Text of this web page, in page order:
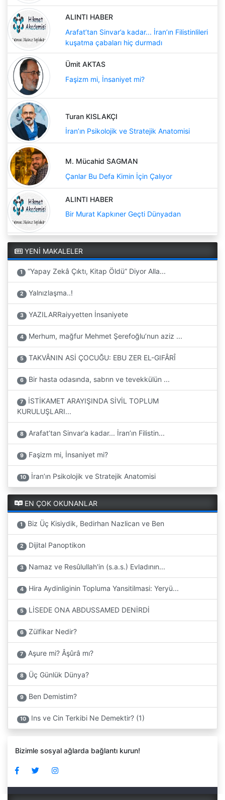
ALINTI HABER
Arafat’tan Sinvar’a kadar... İran’ın Filistinlileri
kuşatma çabaları hiç durmadı
Ümit AKTAS
Faşizm mi, İnsaniyet mi?
Turan KISLAKÇI
İran’ın Psikolojik ve Stratejik Anatomisi
M. Mücahid SAGMAN
Çanlar Bu Defa Kimin İçin Çalıyor
ALINTI HABER
Bir Murat Kapkıner Geçti Dünyadan
YENİ MAKALELER
1 “Yapay Zekâ Çıktı, Kitap Öldü” Diyor Alla...
2 Yalnızlaşma..!
3 YAZILARRaiyyetten İnsaniyete
4 Merhum, mağfur Mehmet Şerefoğlu’nun aziz ...
5 TAKVÂNIN ASİ ÇOCUĞU: EBU ZER EL-GIFÂRÎ
6 Bir hasta odasında, sabrın ve tevekkülün ...
7
İSTİKAMET ARAYIŞINDA SİVİL TOPLUM
KURULUŞLARI...
8 Arafat’tan Sinvar’a kadar... İran’ın Filistin...
9 Faşizm mi, İnsaniyet mi?
10 İran’ın Psikolojik ve Stratejik Anatomisi
EN ÇOK OKUNANLAR
1 Biz Üç Kisiydik, Bedirhan Nazlican ve Ben
2 Dijital Panoptikon
3 Namaz ve Resûlullah'in (s.a.s.) Evladının...
4 Hira Aydinliginin Topluma Yansitilmasi: Yeryü...
5 LİSEDE ONA ABDUSSAMED DENİRDİ
6 Zülfikar Nedir?
7 Aşure mi? Âşûrâ mı?
8 Üç Günlük Dünya?
9 Ben Demistim?
10 Ins ve Cin Terkibi Ne Demektir? (1)
Bizimle sosyal ağlarda bağlantı kurun!